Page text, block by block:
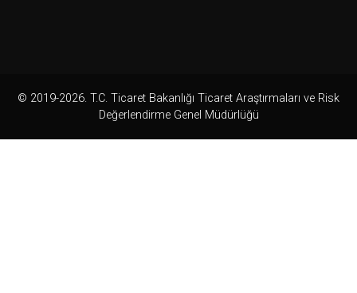
© 2019-2026. T.C. Ticaret Bakanlığı Ticaret Araştırmaları ve Risk
Değerlendirme Genel Müdürlüğü